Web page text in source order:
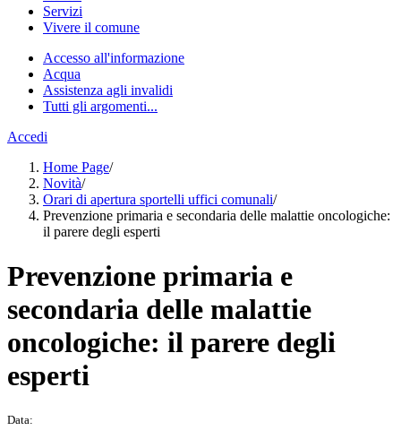
Servizi
Vivere il comune
Accesso all'informazione
Acqua
Assistenza agli invalidi
Tutti gli argomenti...
Accedi
Home Page/
Novità/
Orari di apertura sportelli uffici comunali/
Prevenzione primaria e secondaria delle malattie oncologiche:
il parere degli esperti
Prevenzione primaria e
secondaria delle malattie
oncologiche: il parere degli
esperti
Data: